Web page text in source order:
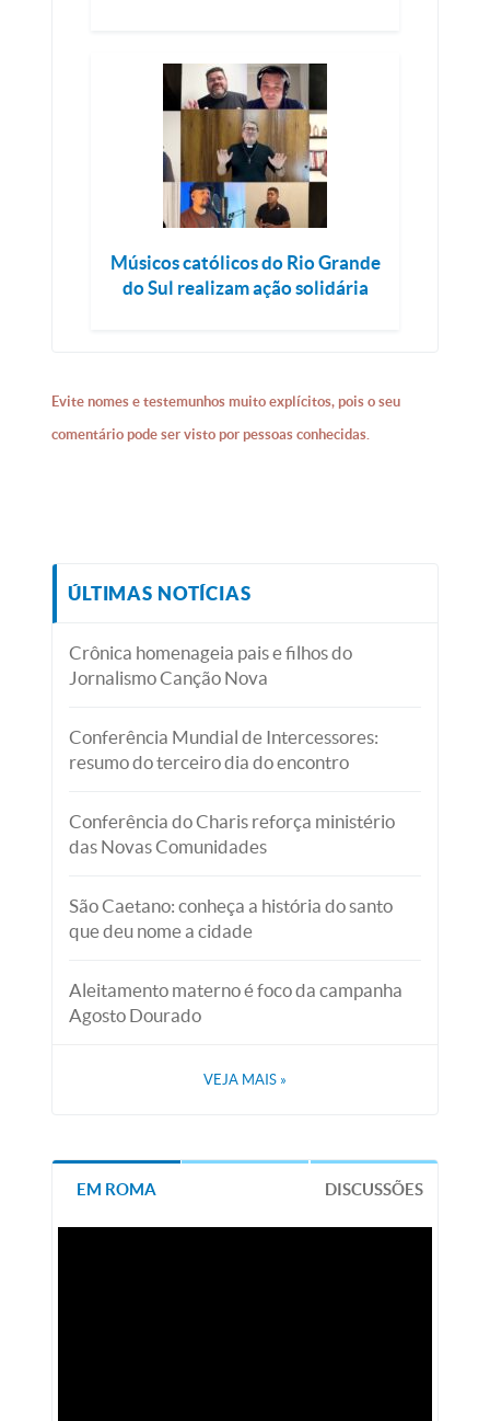
Músicos católicos do Rio Grande
do Sul realizam ação solidária
Evite nomes e testemunhos muito explícitos, pois o seu
comentário pode ser visto por pessoas conhecidas.
ÚLTIMAS NOTÍCIAS
Crônica homenageia pais e filhos do
Jornalismo Canção Nova
Conferência Mundial de Intercessores:
resumo do terceiro dia do encontro
Conferência do Charis reforça ministério
das Novas Comunidades
São Caetano: conheça a história do santo
que deu nome a cidade
Aleitamento materno é foco da campanha
Agosto Dourado
VEJA MAIS »
EM ROMA DISCUSSÕES